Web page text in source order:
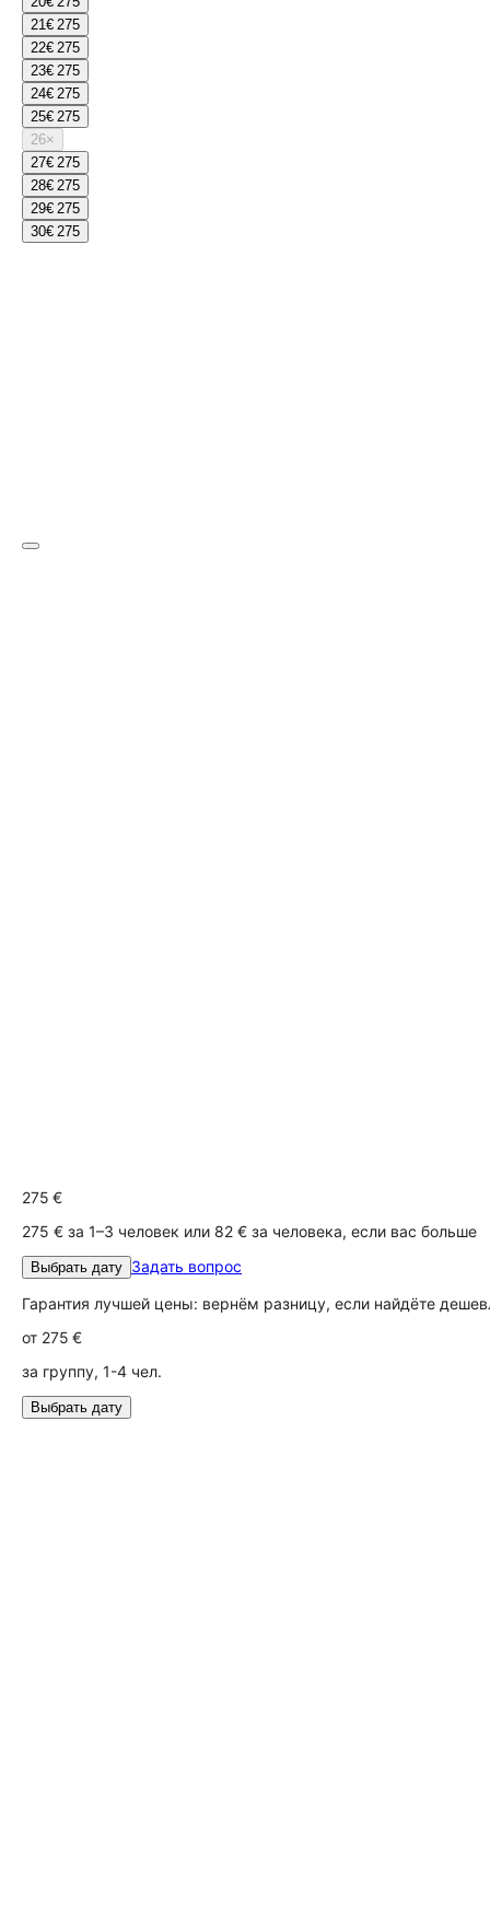
21€ 275
22€ 275
23€ 275
24€ 275
25€ 275
26×
27€ 275
28€ 275
29€ 275
30€ 275
275 €
275 € за 1–3 человек или 82 € за человека, если вас больше
Выбрать дату Задать вопрос
Гарантия лучшей цены: вернём разницу, если найдёте
от 275 €
за группу, 1-4 чел.
Выбрать дату